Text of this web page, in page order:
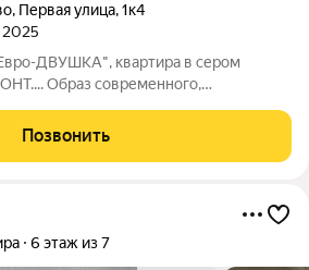
, Первая улица,1к4
2025
ДВУШКА", квартира в сером
Образ современного,
и безграничность неба легли в
комплекса.
Позвонить
6 этаж из 7